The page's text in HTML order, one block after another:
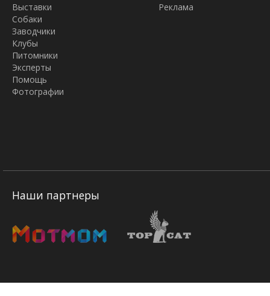
Выставки
Собаки
Заводчики
Клубы
Питомники
Эксперты
Помощь
Фотографии
Реклама
Наши партнеры